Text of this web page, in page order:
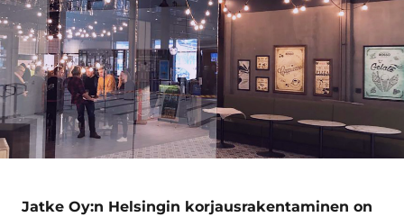
Jatke Oy:n Helsingin korjausrakentaminen on